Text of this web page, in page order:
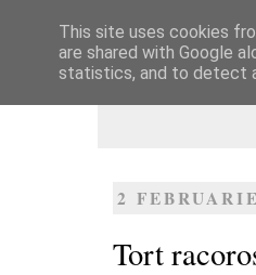
2
Tort
This site uses cookies
are shared with Google
statistics, and to detect